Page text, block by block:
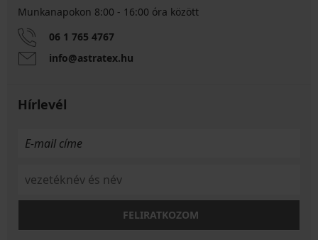
Munkanapokon 8:00 - 16:00 óra között
06 1 765 4767
info@astratex.hu
Hírlevél
FELIRATKOZOM